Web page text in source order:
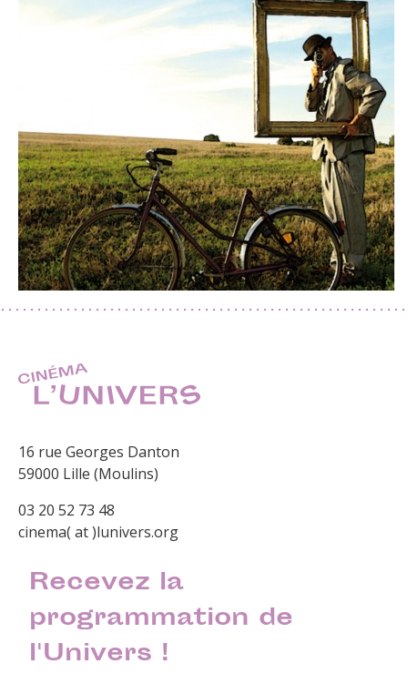
16 rue Georges Danton
59000 Lille (Moulins)
03 20 52 73 48
cinema( at )lunivers.org
Recevez la
programmation de
l'Univers !